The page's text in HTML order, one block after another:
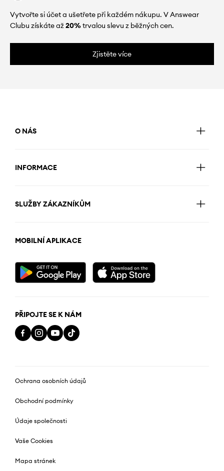
Vytvořte si účet a ušetřete při každém nákupu. V Answear
Clubu získáte až20%trvalou slevu z běžných cen.
Zjistěte více
O NÁS
INFORMACE
SLUŽBY ZÁKAZNÍKŮM
MOBILNÍ APLIKACE
PŘIPOJTE SE K NÁM
Ochrana osobních údajů
Obchodní podmínky
Údaje společnosti
Vaše Cookies
Mapa stránek